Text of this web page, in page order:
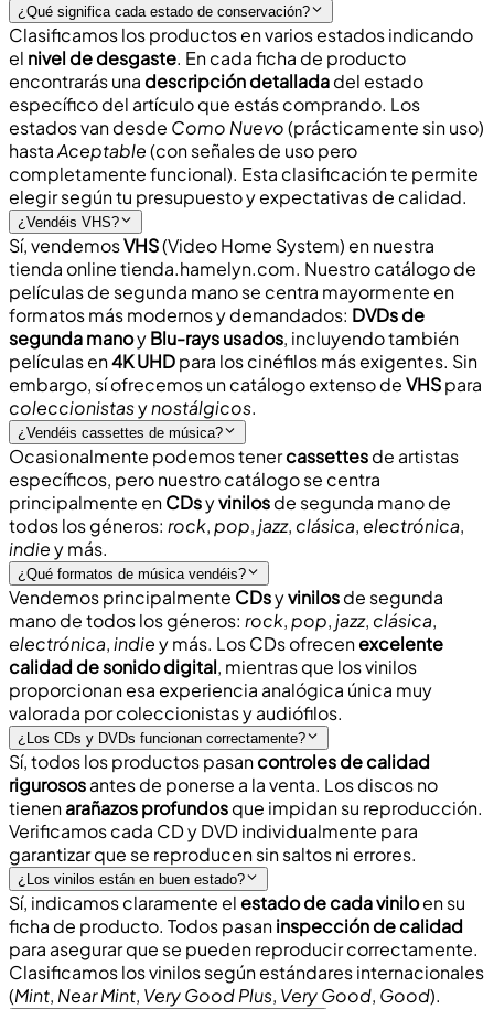
¿Qué significa cada estado de conservación?
Clasificamos los productos en varios estados indicando
el nivel de desgaste. En cada ficha de producto
encontrarás unadescripción detalladadel estado
específico del artículo que estás comprando. Los
estados van desde Como Nuevo(prácticamente sin uso)
hastaAceptable(con señales de uso pero
completamente funcional). Esta clasificación te permite
elegir según tu presupuestoy expectativas de calidad.
¿Vendéis VHS?
Sí, vendemosVHS(Video Home System) en nuestra
tienda onlinetienda.hamelyn.com. Nuestro catálogo de
películas de segunda mano se centra mayormente en
formatos más modernos y demandados: DVDs de
segunda manoyBlu-rays usados, incluyendo también
películas en4K UHDpara los cinéfilos más exigentes. Sin
embargo, sí ofrecemos un catálogo extenso deVHSpara
coleccionistasynostálgicos.
¿Vendéis cassettes de música?
Ocasionalmente podemos tenercassettesde artistas
específicos, pero nuestro catálogo se centra
principalmente enCDsyvinilosde segunda mano de
todos los géneros: rock,pop,jazz, clásica, electrónica,
indiey más.
¿Qué formatos de música vendéis?
Vendemos principalmente CDsyvinilosde segunda
mano de todos los géneros: rock,pop,jazz, clásica,
electrónica,indiey más. Los CDs ofrecenexcelente
calidad de sonido digital, mientras que los vinilos
proporcionan esaexperiencia analógica única muy
valorada por coleccionistas y audiófilos.
¿Los CDs y DVDs funcionan correctamente?
Sí, todos los productos pasancontroles de calidad
rigurososantes de ponerse a la venta. Los discos no
tienenarañazos profundosque impidan su reproducción.
Verificamos cada CD y DVD individualmente para
garantizar que se reproducen sin saltos ni errores.
¿Los vinilos están en buen estado?
Sí, indicamos claramente elestado de cada viniloen su
ficha de producto. Todos pasaninspección de calidad
para asegurar que se pueden reproducir correctamente.
Clasificamos los vinilos segúnestándares internacionales
(Mint, Near Mint, Very Good Plus, Very Good, Good).